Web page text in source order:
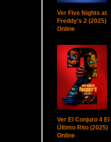
Ver Five Nights at
Freddy’s 2 (2025)
Online
Ver El Conjuro 4 El
Último Rito (2025)
Online